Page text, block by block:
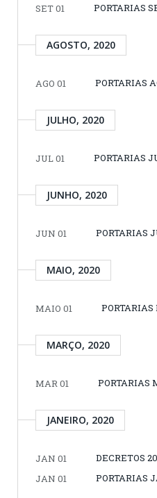
SET 01 PORTARIAS
AGOSTO, 2020
AGO 01 PORTARIAS
JULHO, 2020
JUL 01 PORTARIAS
JUNHO, 2020
JUN 01 PORTARIAS
MAIO, 2020
MAIO 01
MARÇO, 2020
MAR 01 PORTARIAS
JANEIRO, 2020
JAN 01
DECRETOS
JAN 01
PORTARIAS